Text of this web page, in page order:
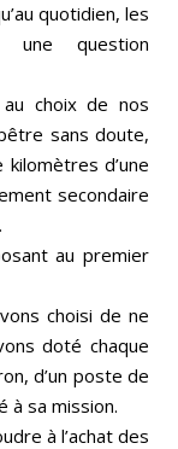
quotidien, les
une question
choix de nos
sans doute,
d’une
secondaire
au premier
choisi de ne
doté chaque
d’un poste de
à sa mission.
à l’achat des